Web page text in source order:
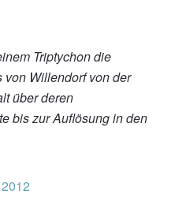
Triptychon die
von Willendorf von der
über deren
bis zur Auflösung in den